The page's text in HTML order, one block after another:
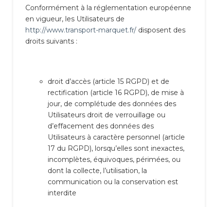
Conformément à la réglementation européenne
en vigueur, les Utilisateurs de
http://www.transport-marquet.fr/disposent des
droits suivants :
droit d’accès (article 15 RGPD) et de
rectification (article 16 RGPD), de mise à
jour, de complétude des données des
Utilisateurs droit de verrouillage ou
d’effacement des données des
Utilisateurs à caractère personnel (article
17 du RGPD), lorsqu’elles sont inexactes,
incomplètes, équivoques, périmées, ou
dont la collecte, l’utilisation, la
communication ou la conservation est
interdite